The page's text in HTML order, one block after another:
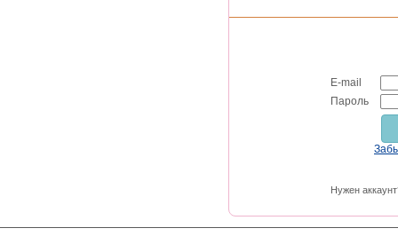
E-mail
Пароль
Нужен